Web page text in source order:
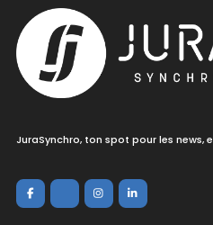
JuraSynchro, ton spot pour les news,